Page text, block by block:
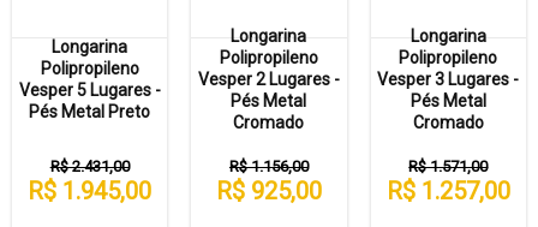
Longarina
Polipropileno
Vesper 5 Lugares -
Pés Metal Preto
R$ 2.431,00
R$ 1.945,00
Longarina
Polipropileno
Vesper 2 Lugares -
Pés Metal
Cromado
R$ 1.156,00
R$ 925,00
Longarina
Polipropileno
Vesper 3 Lugares -
Pés Metal
Cromado
R$ 1.571,00
R$ 1.257,00